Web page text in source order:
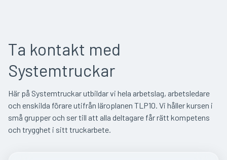
Ta kontakt med
Systemtruckar
Här på Systemtruckar utbildar vi hela arbetslag, arbetsledare
och enskilda förare utifrån läroplanen TLP10. Vi håller kursen i
små grupper och ser till att alla deltagare får rätt kompetens
och trygghet i sitt truckarbete.